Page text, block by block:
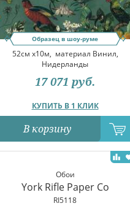
Образец в шоу-руме
52см x10м, материал Винил,
Нидерланды
КУПИТЬ В 1 КЛИК
17 071 руб.
В корзину
Обои
York Rifle Paper Co
RI5118